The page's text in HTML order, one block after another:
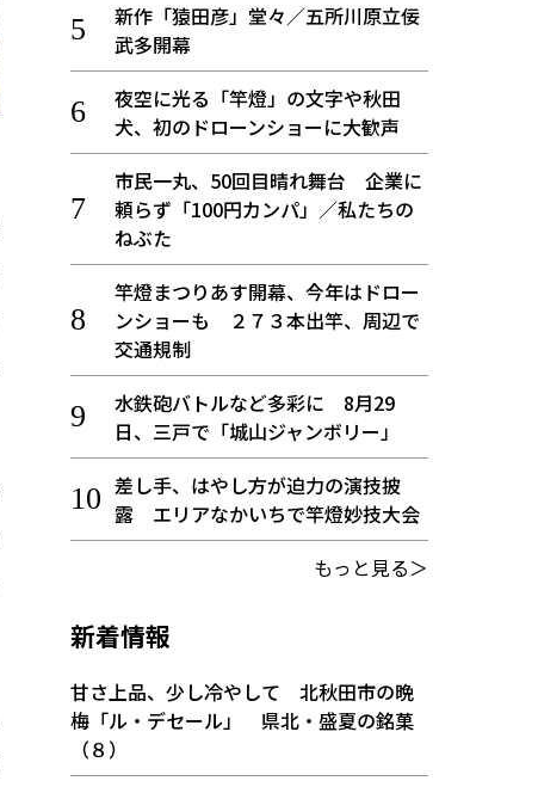
新作「猿田彦」堂々／五所川原立佞
武多開幕
夜空に光る「竿燈」の文字や秋田
犬、初のドローンショーに大歓声
市民一丸、50回目晴れ舞台 企業に
頼らず「100円カンパ」／私たちの
ねぶた
竿燈まつりあす開幕、今年はドロー
ンショーも ２７３本出竿、周辺で
交通規制
水鉄砲バトルなど多彩に 8月29
日、三戸で「城山ジャンボリー」
差し手、はやし方が迫力の演技披
露 エリアなかいちで竿燈妙技大会
もっと見る＞
新着情報
甘さ上品、少し冷やして 北秋田市の晩
梅「ル・デセール」 県北・盛夏の銘菓
（８）